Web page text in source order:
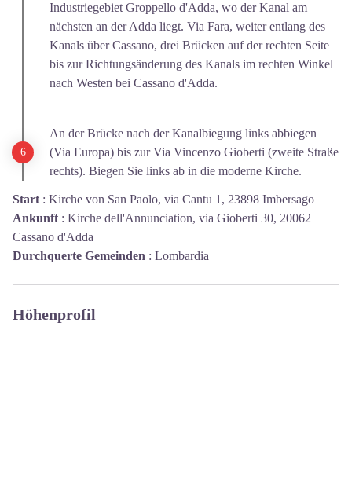
Industriegebiet Groppello d'Adda, wo der Kanal am
nächsten an der Adda liegt. Via Fara, weiter entlang des
Kanals über Cassano, drei Brücken auf der rechten Seite
bis zur Richtungsänderung des Kanals im rechten Winkel
nach Westen bei Cassano d'Adda.
An der Brücke nach der Kanalbiegung links abbiegen
(Via Europa) bis zur Via Vincenzo Gioberti (zweite Straße
rechts). Biegen Sie links ab in die moderne Kirche.
Start : Kirche von San Paolo, via Cantu 1, 23898 Imbersago
Ankunft : Kirche dell'Annunciation, via Gioberti 30, 20062
Cassano d'Adda
Durchquerte Gemeinden : Lombardia
Höhenprofil